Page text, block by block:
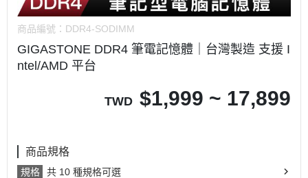
商品編號： DDR4-SODIMM
GIGASTONE DDR4 筆電記憶體｜台灣製造 支援 I
ntel/AMD 平台
TWD $1,999 ~ 17,899
商品規格
規格 共 10 種規格可選